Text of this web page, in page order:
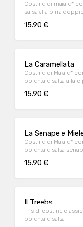
Costine di maiale*
salsa alla birra
15.90 €
La Caramellata
Costine di Maiale*
polenta e salsa alla
15.90 €
La Senape e Miele
Costine di Maiale*
polenta e salsa
15.90 €
Il Treebs
Tris di costine
polenta e salsa